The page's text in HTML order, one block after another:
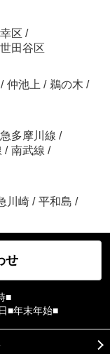
区 /
世田谷区
/ 仲池上 / 鵜の木 /
多摩川線 /
/ 南武線 /
川崎 / 平和島 /
せ
■
■年末年始■